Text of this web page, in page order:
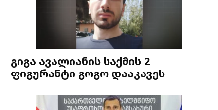
გიგა ავალიანის საქმის 2
ფიგურანტი გოგო დააკავეს